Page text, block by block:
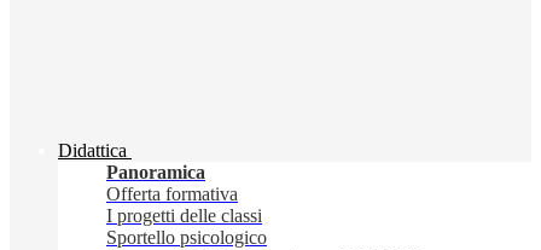
Didattica
Panoramica
Offerta formativa
I progetti delle classi
Sportello psicologico